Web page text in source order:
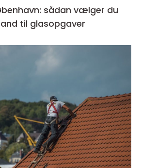
sådan vælger du
til glasopgaver